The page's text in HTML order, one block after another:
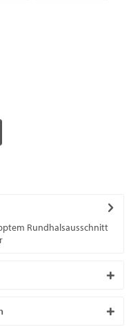
Rundhalsausschnitt